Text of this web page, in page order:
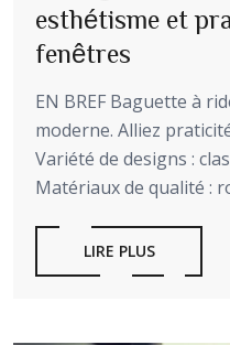
esthétisme et
fenêtres
EN BREF Baguette à
moderne. Alliez
Variété de designs :
Matériaux de qualité :
LIRE PLUS